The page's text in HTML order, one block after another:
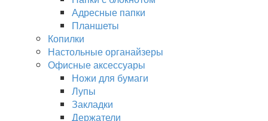
Адресные папки
Планшеты
Копилки
Настольные органайзеры
Офисные аксессуары
Ножи для бумаги
Лупы
Закладки
Держатели